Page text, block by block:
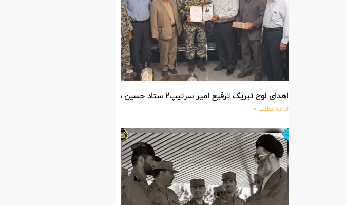
اهدای لوح تبریک ترفیع امیر سرتیپ۲ ستاد حسین صادق زاده فرمانده تیپ ۲۵ واکنش سریع شهید آبگون نزاجا مستقر در تبریز
ادامه مطلب »